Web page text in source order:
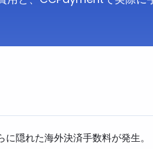
に隠れた海外決済手数料が発生。